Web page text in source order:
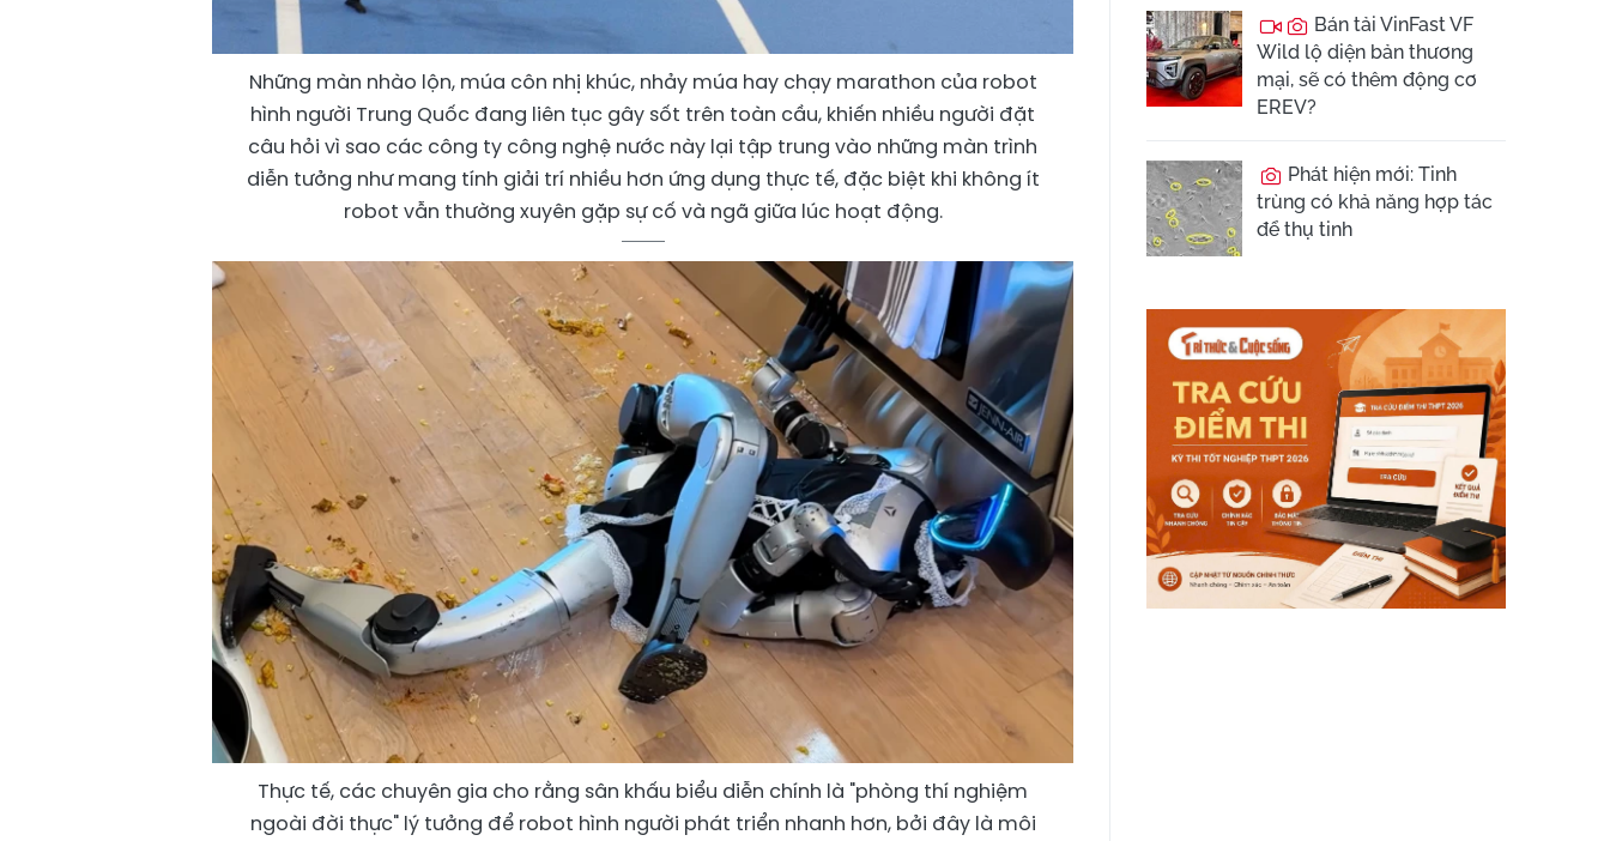
Những màn nhào lộn, múa côn nhị khúc, nhảy múa hay chạy marathon của robot
hình người Trung Quốc đang liên tục gây sốt trên toàn cầu, khiến nhiều người đặt
câu hỏi vì sao các công ty công nghệ nước này lại tập trung vào những màn trình
diễn tưởng như mang tính giải trí nhiều hơn ứng dụng thực tế, đặc biệt khi không ít
robot vẫn thường xuyên gặp sự cố và ngã giữa lúc hoạt động.
Thực tế, các chuyên gia cho rằng sân khấu biểu diễn chính là "phòng thí nghiệm
ngoài đời thực" lý tưởng để robot hình người phát triển nhanh hơn, bởi đây là môi
Bán tải VinFast VF
Wild lộ diện bản thương
mại, sẽ có thêm động cơ
EREV?
Phát hiện mới: Tinh
trùng có khả năng hợp tác
để thụ tinh